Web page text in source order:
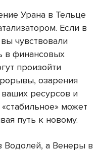
Урана в Тельце
Если в
чувствовали
в финансовых
произойти
озарения
ресурсов и
может
путь к новому.
Водолей, а Венеры в